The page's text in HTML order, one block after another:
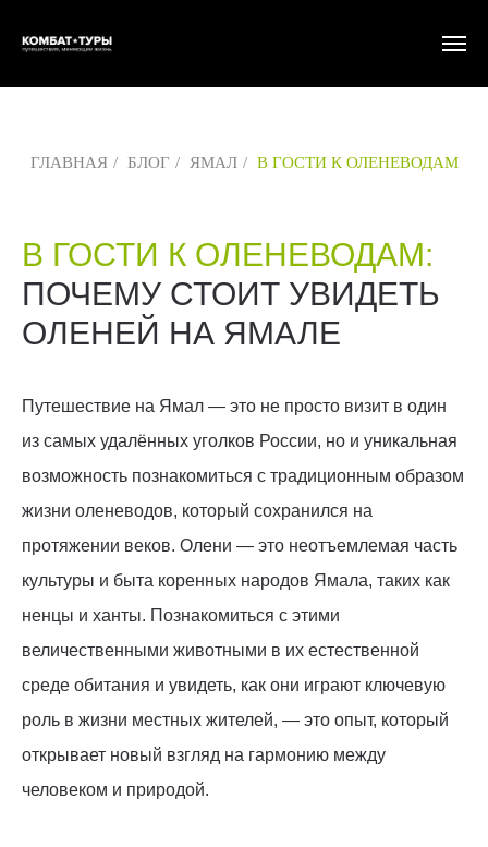
ГЛАВНАЯ / БЛОГ / ЯМАЛ / В ГОСТИ К ОЛЕНЕВОДАМ
В ГОСТИ К ОЛЕНЕВОДАМ:
ПОЧЕМУ СТОИТ УВИДЕТЬ
ОЛЕНЕЙ НА ЯМАЛЕ
Путешествие на Ямал — это не просто визит в один
из самых удалённых уголков России, но и уникальная
возможность познакомиться с традиционным образом
жизни оленеводов, который сохранился на
протяжении веков. Олени — это неотъемлемая часть
культуры и быта коренных народов Ямала, таких как
ненцы и ханты. Познакомиться с этими
величественными животными в их естественной
среде обитания и увидеть, как они играют ключевую
роль в жизни местных жителей, — это опыт, который
открывает новый взгляд на гармонию между
человеком и природой.